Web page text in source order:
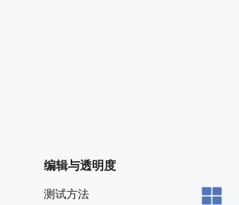
编辑与透明度
测试方法